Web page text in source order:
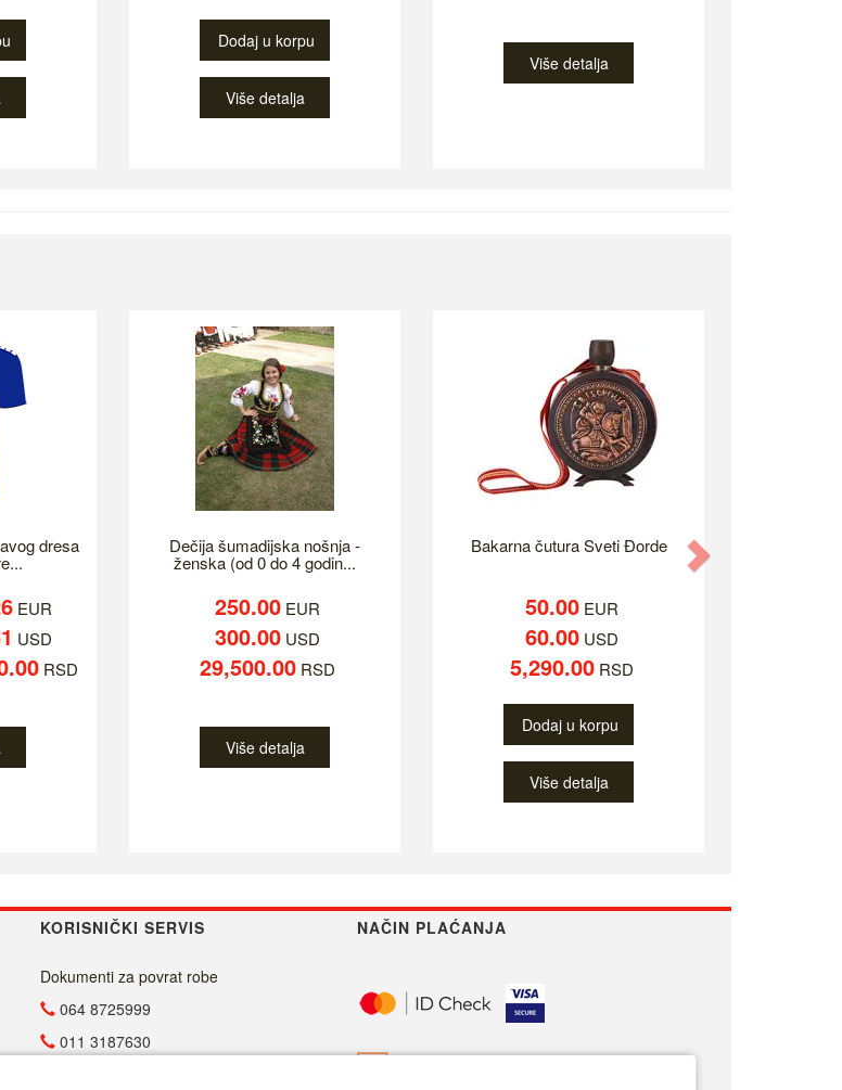
Dodaj u korpu
Više detalja
Više detalja
dresa
EUR
USD
RSD
Dečija šumadijska nošnja -
ženska (od 0 do 4 godin...
250.00 EUR
300.00 USD
29,500.00 RSD
Više detalja
Bakarna čutura Sveti Đorde
50.00EUR
60.00USD
5,290.00RSD
Dodaj u korpu
Više detalja
KORISNIČKI SERVIS NAČIN PLAĆANJA
Dokumenti za povrat robe
064 8725999
011 3187630